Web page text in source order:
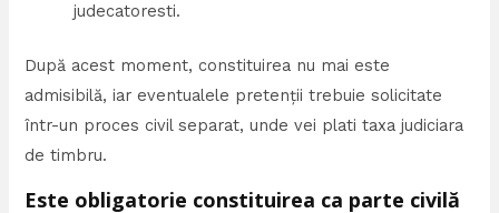
judecatoresti.
După acest moment, constituirea nu mai este
admisibilă, iar eventualele pretenții trebuie solicitate
într-un proces civil separat, unde vei plati taxa judiciara
de timbru.
Este obligatorie constituirea ca parte civilă